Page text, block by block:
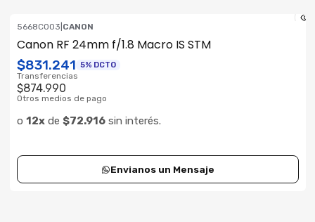
Consultar su Stock
5668C003 CANON
Canon RF 24mm f/1.8 Macro IS STM
$831.241 5% DCTO
Transferencias
$874.990
Otros medios de pago
o 12xde $72.916sin interés.
Envianos un Mensaje